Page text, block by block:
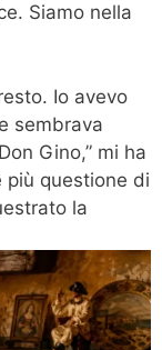
Siamo nella
Io avevo
sembrava
Gino,” mi ha
più questione di
la